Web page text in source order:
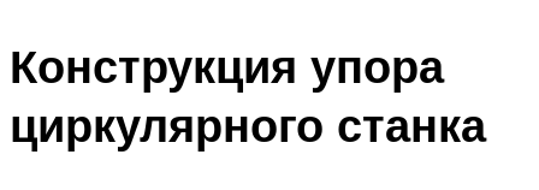
Конструкция упора
циркулярного станка